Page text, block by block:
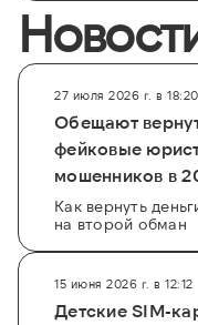
27 июля 2026 г. в 18:20
Обещают
фейковые
мошенников в
Как вернуть
на второй обман
15 июня 2026 г. в 12:12
Детские SIM-